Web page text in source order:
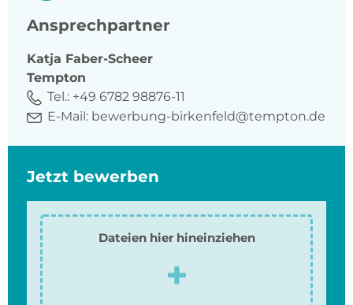
Ansprechpartner
Katja Faber-Scheer
Tempton
Tel.: +49 6782 98876-11
E-Mail: bewerbung-birkenfeld@tempton.de
Jetzt bewerben
Dateien hier hineinziehen